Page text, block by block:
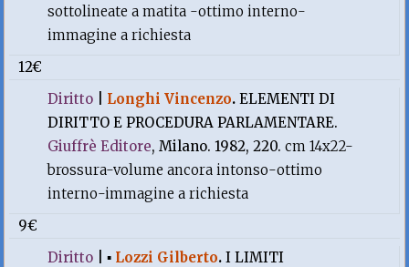
sottolineate a matita -ottimo interno-
immagine a richiesta
12€
Diritto
Longhi Vincenzo.ELEMENTI DI
DIRITTO E PROCEDURA PARLAMENTARE.
Giuffrè Editore, Milano. 1982, 220.cm 14x22-
brossura-volume ancora intonso-ottimo
interno-immagine a richiesta
9€
Diritto |▪ Lozzi Gilberto.I LIMITI